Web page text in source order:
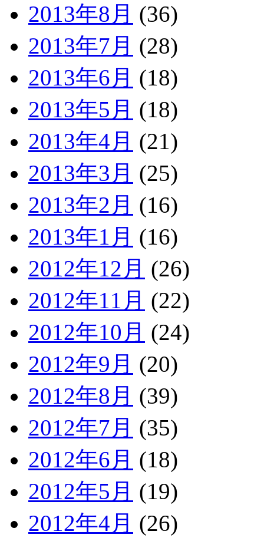
2013年8月 (36)
2013年7月 (28)
2013年6月 (18)
2013年5月 (18)
2013年4月 (21)
2013年3月 (25)
2013年2月 (16)
2013年1月 (16)
2012年12月 (26)
2012年11月 (22)
2012年10月 (24)
2012年9月 (20)
2012年8月 (39)
2012年7月 (35)
2012年6月 (18)
2012年5月 (19)
2012年4月 (26)